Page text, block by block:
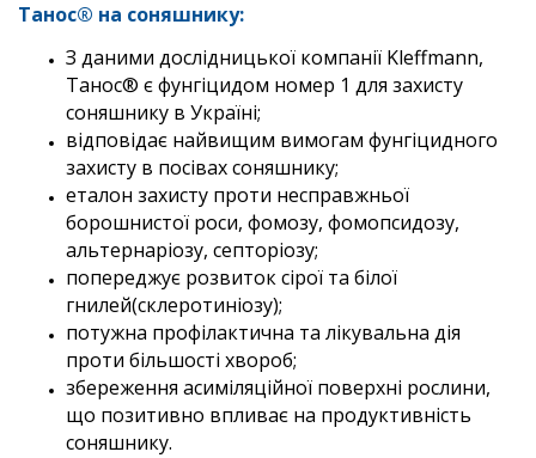
Танос® на соняшнику:
З даними дослідницької компанії Kleffmann,
Танос® є фунгіцидом номер 1 для захисту
соняшнику в Україні;
відповідає найвищим вимогам фунгіцидного
захисту в посівах соняшнику;
еталон захисту проти несправжньої
борошнистої роси, фомозу, фомопсидозу,
альтернаріозу, септоріозу;
попереджує розвиток сірої та білої
гнилей(склеротиніозу);
потужна профілактична та лікувальна дія
проти більшості хвороб;
збереження асиміляційної поверхні рослини,
що позитивно впливає на продуктивність
соняшнику.